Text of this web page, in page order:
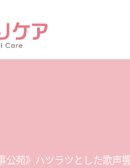
公苑》ハツラツとした歌声